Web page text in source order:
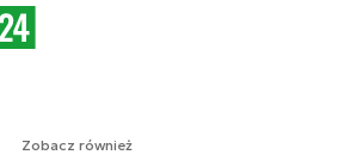
Zobacz również